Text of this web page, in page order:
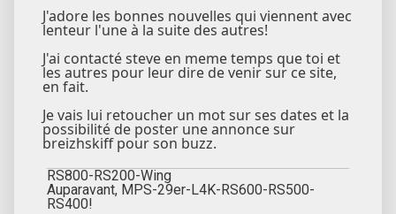
J'adore les bonnes nouvelles qui viennent avec
lenteur l'une à la suite des autres!
J'ai contacté steve en meme temps que toi et
les autres pour leur dire de venir sur ce site,
en fait.
Je vais lui retoucher un mot sur ses dates et la
possibilité de poster une annonce sur
breizhskiff pour son buzz.
RS800-RS200-Wing
Auparavant, MPS-29er-L4K-RS600-RS500-
RS400!